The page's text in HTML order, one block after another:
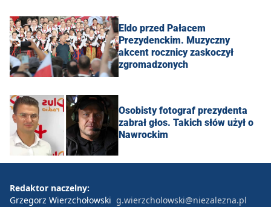
Eldo przed Pałacem
Prezydenckim. Muzyczny
akcent rocznicy zaskoczył
zgromadzonych
Osobisty fotograf prezydenta
zabrał głos. Takich słów użył o
Nawrockim
Redaktor naczelny:
Grzegorz Wierzchołowski g.wierzcholowski@niezalezna.pl